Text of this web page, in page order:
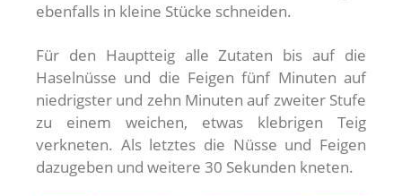
ebenfalls in kleine Stücke schneiden.
Für den Hauptteig alle Zutaten bis auf die
Haselnüsse und die Feigen fünf Minuten auf
niedrigster und zehn Minuten auf zweiter Stufe
zu einem weichen, etwas klebrigen Teig
verkneten. Als letztes die Nüsse und Feigen
dazugeben und weitere 30 Sekunden kneten.